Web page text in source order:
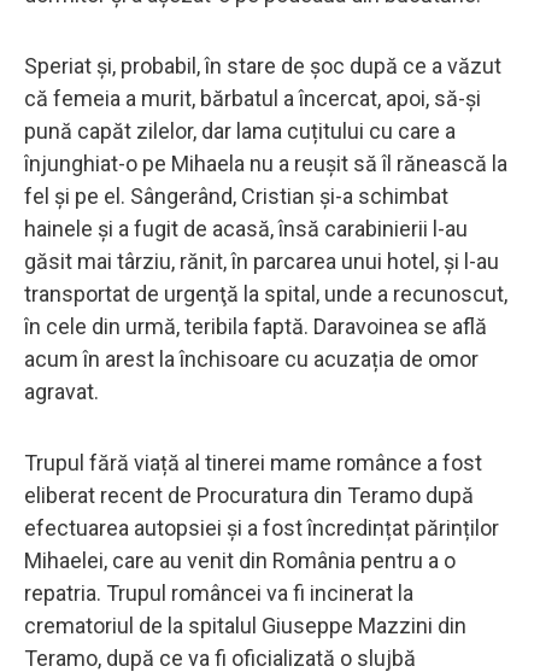
Speriat şi, probabil, în stare de şoc după ce a văzut
că femeia a murit, bărbatul a încercat, apoi, să-şi
pună capăt zilelor, dar lama cuțitului cu care a
înjunghiat-o pe Mihaela nu a reușit să îl rănească la
fel și pe el. Sângerând, Cristian și-a schimbat
hainele și a fugit de acasă, însă carabinierii l-au
găsit mai târziu, rănit, în parcarea unui hotel, şi l-au
transportat de urgenţă la spital, unde a recunoscut,
în cele din urmă, teribila faptă. Daravoinea se află
acum în arest la închisoare cu acuzația de omor
agravat.
Trupul fără viață al tinerei mame românce a fost
eliberat recent de Procuratura din Teramo după
efectuarea autopsiei și a fost încredințat părinților
Mihaelei, care au venit din România pentru a o
repatria. Trupul româncei va fi incinerat la
crematoriul de la spitalul Giuseppe Mazzini din
Teramo, după ce va fi oficializată o slujbă